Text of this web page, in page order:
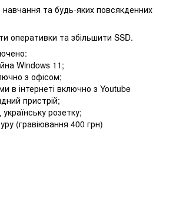
навчання та будь-яких повсякденних
оперативки та збільшити SSD.
Windows 11;
з офісом;
в інтернеті включно з Youtube
пристрій;
розетку;
(гравіювання 400 грн)